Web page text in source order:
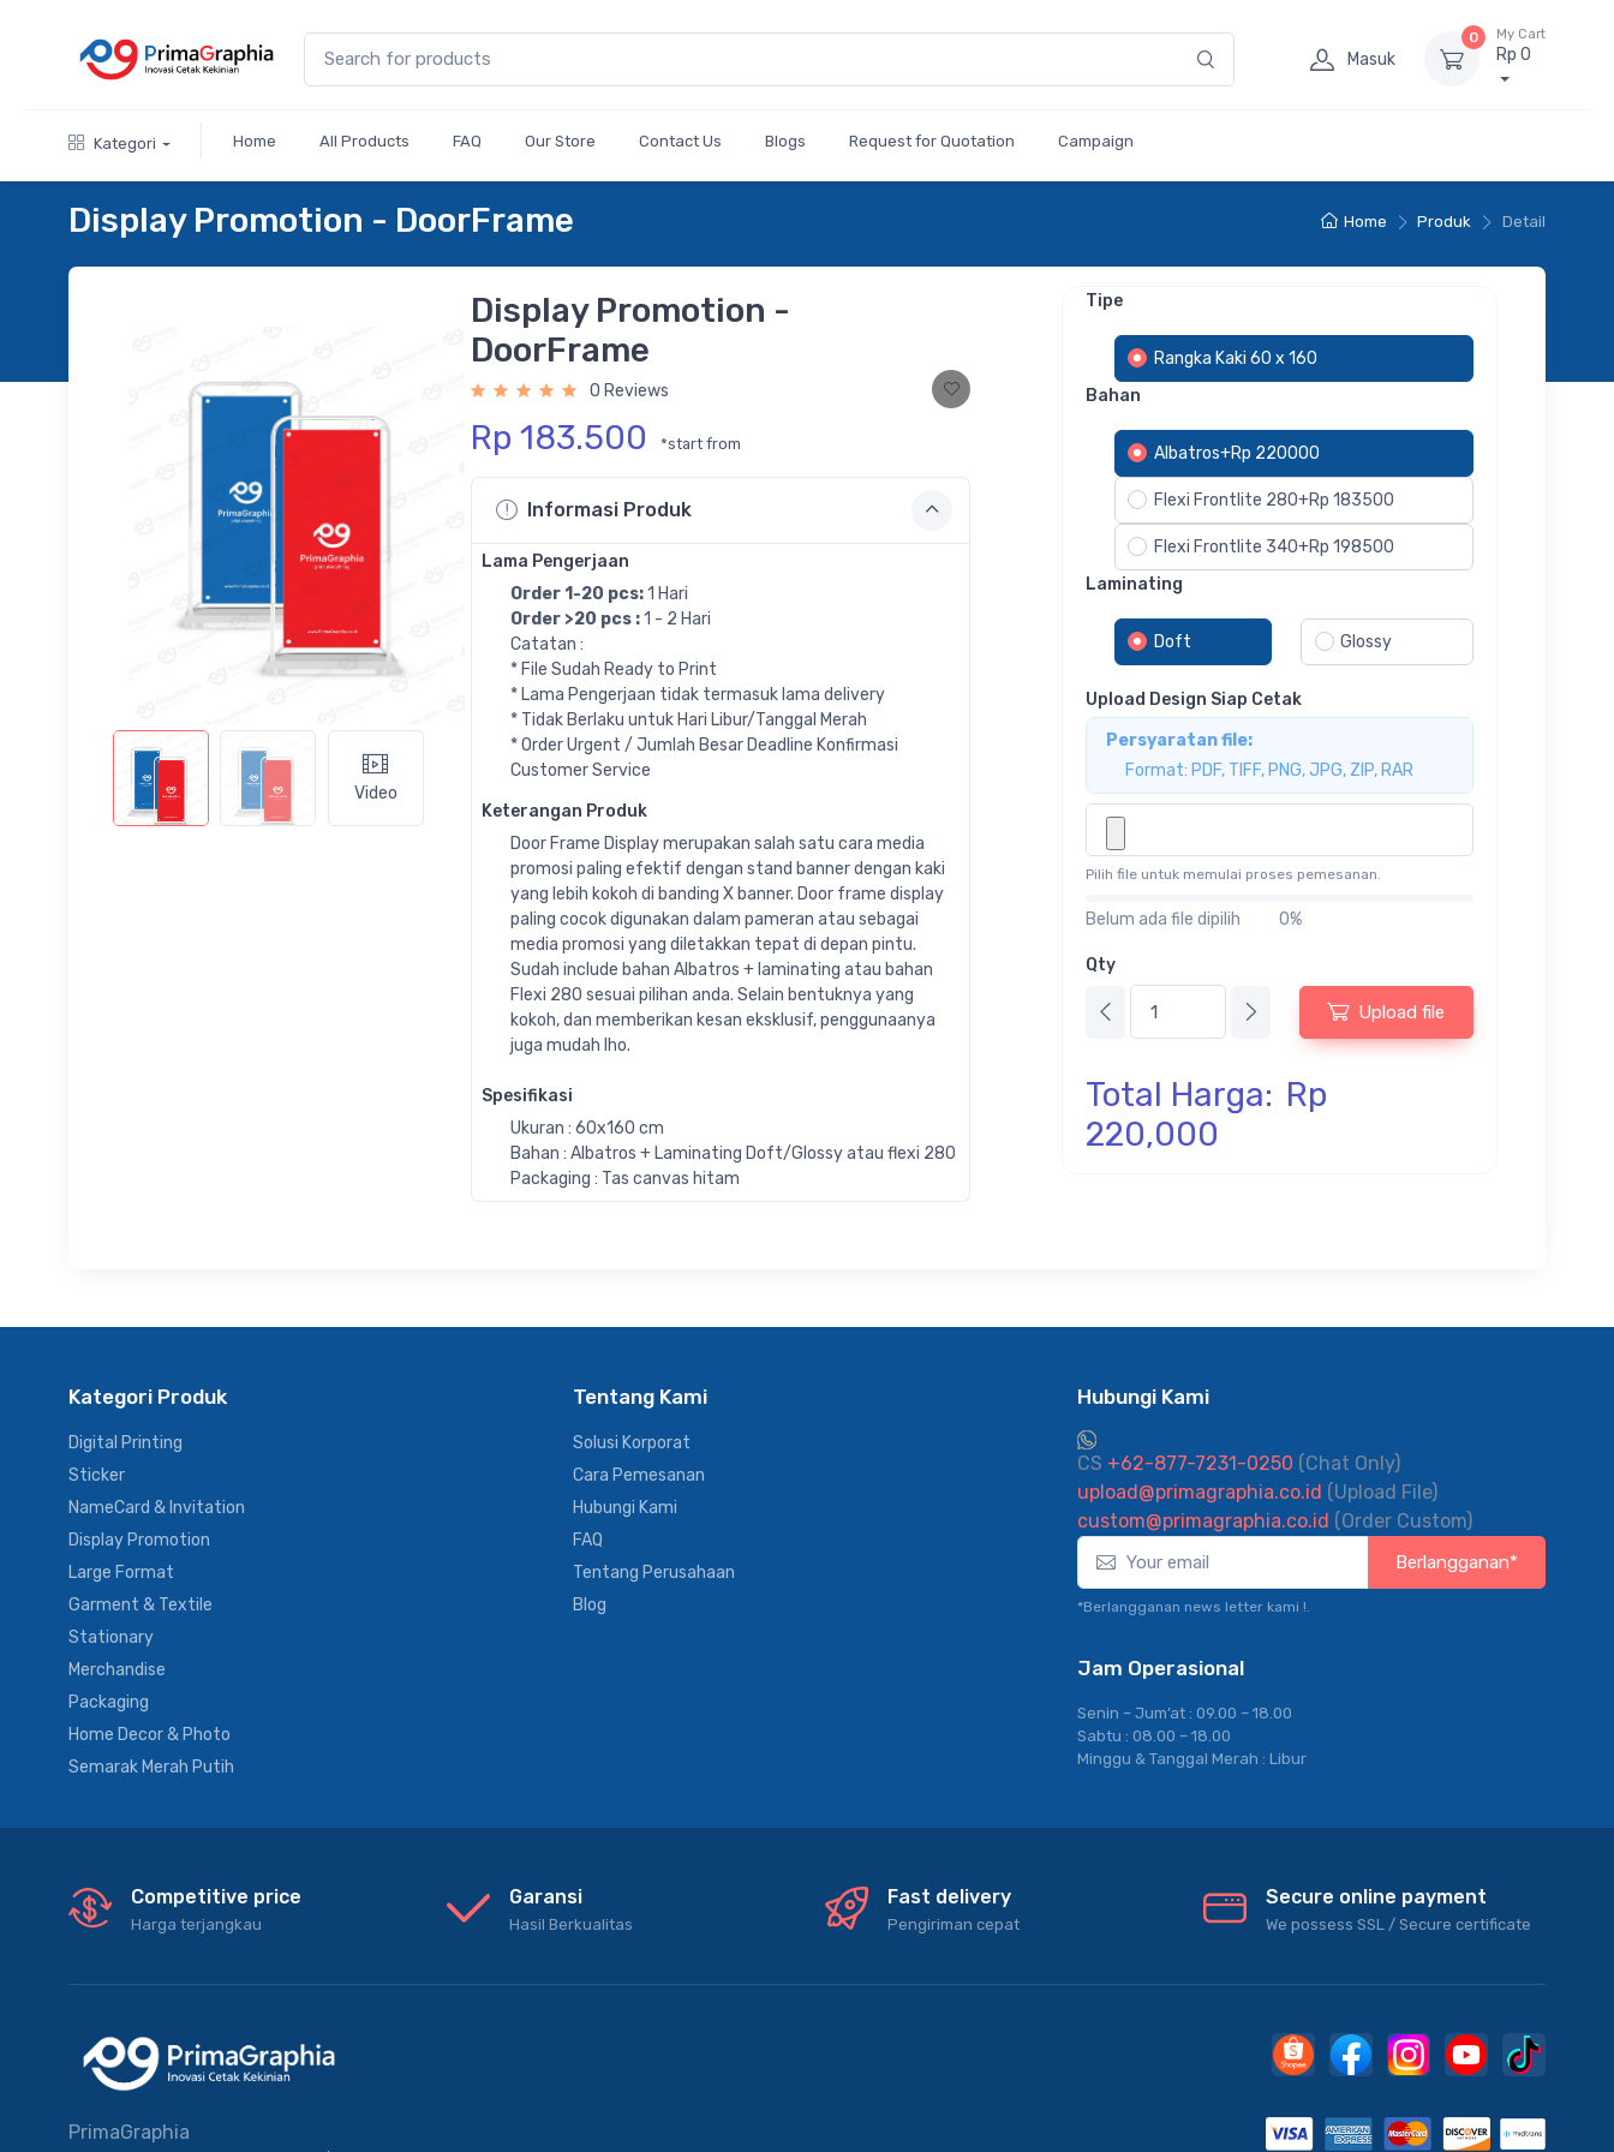
Masuk
0 My Cart
Rp 0
Kategori Home All Products FAQ Our Store Contact Us Blogs Request for Quotation Campaign
Home Produk Detail
Display Promotion - DoorFrame
Video
Display Promotion -
DoorFrame
0 Reviews
Rp 183.500 *start from
Informasi Produk
Lama Pengerjaan
Order 1-20 pcs:1 Hari
Order >20 pcs :1 - 2 Hari
Catatan :
* File Sudah Ready to Print
* Lama Pengerjaan tidak termasuk lama delivery
* Tidak Berlaku untuk Hari Libur/Tanggal Merah
* Order Urgent / Jumlah Besar Deadline Konfirmasi
Customer Service
Keterangan Produk
Door Frame Display merupakan salah satu cara media
promosi paling efektif dengan stand banner dengan kaki
yang lebih kokoh di banding X banner. Door frame display
paling cocok digunakan dalam pameran atau sebagai
media promosi yang diletakkan tepat di depan pintu.
Sudah include bahan Albatros + laminating atau bahan
Flexi 280 sesuai pilihan anda. Selain bentuknya yang
kokoh, dan memberikan kesan eksklusif, penggunaanya
juga mudah lho.
Spesifikasi
Ukuran : 60x160 cm
Bahan : Albatros + Laminating Doft/Glossy atau flexi 280
Packaging : Tas canvas hitam
Tipe
Rangka Kaki 60 x 160
Bahan
Albatros+Rp 220000
Flexi Frontlite 280+Rp 183500
Flexi Frontlite 340+Rp 198500
Laminating
Doft Glossy
Upload Design Siap Cetak
Persyaratan file:
Format: PDF, TIFF, PNG, JPG, ZIP, RAR
Pilih file untuk memulai proses pemesanan.
0%
Belum ada file dipilih
Qty
Upload file
Total Harga: Rp
220,000
Kategori Produk
Digital Printing
Sticker
NameCard & Invitation
Display Promotion
Large Format
Garment & Textile
Stationary
Merchandise
Packaging
Home Decor & Photo
Semarak Merah Putih
Tentang Kami
Solusi Korporat
Cara Pemesanan
Hubungi Kami
FAQ
Tentang Perusahaan
Blog
Hubungi Kami
CS +62-877-7231-0250 (Chat Only)
upload@primagraphia.co.id (Upload File)
custom@primagraphia.co.id (Order Custom)
Berlangganan*
*Berlangganan news letter kami !.
Jam Operasional
Senin – Jum’at : 09.00 – 18.00
Sabtu : 08.00 – 18.00
Minggu & Tanggal Merah : Libur
Competitive price
Harga terjangkau
Garansi
Hasil Berkualitas
Fast delivery
Pengiriman cepat
Secure online payment
We possess SSL / Secure сertificate
PrimaGraphia